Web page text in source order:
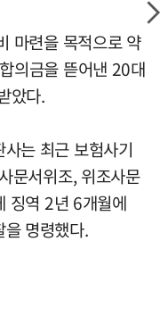
마련을 목적으로 약
의금을 뜯어낸 20대
았다.
는 최근 보험사기
문서위조, 위조사문
징역 2년 6개월에
명령했다.